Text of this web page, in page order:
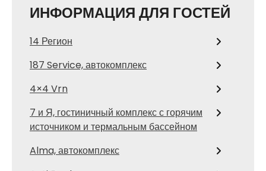
ИНФОРМАЦИЯ ДЛЯ ГОСТЕЙ
14 Регион
187 Service, автокомплекс
4×4 Vrn
7 и Я, гостиничный комплекс с горячим
источником и термальным бассейном
Alma, автокомплекс